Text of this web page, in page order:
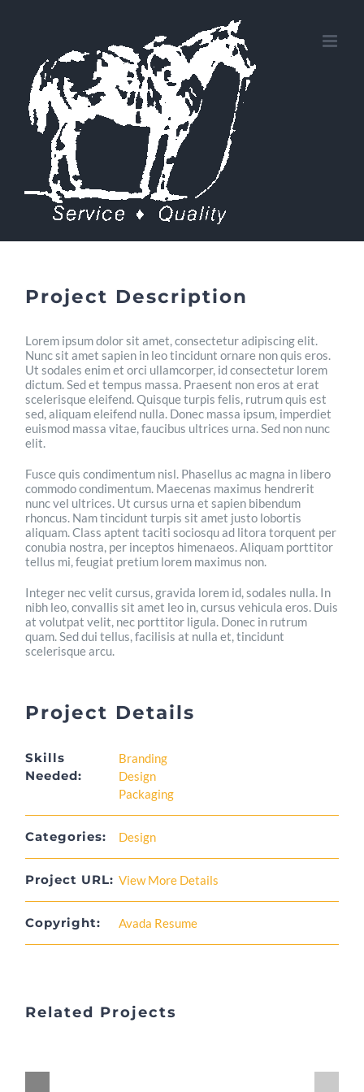
content
Project Description
Lorem ipsum dolor sit amet, consectetur adipiscing elit.
Nunc sit amet sapien in leo tincidunt ornare non quis eros.
Ut sodales enim et orci ullamcorper, id consectetur lorem
dictum. Sed et tempus massa. Praesent non eros at erat
scelerisque eleifend. Quisque turpis felis, rutrum quis est
sed, aliquam eleifend nulla. Donec massa ipsum, imperdiet
euismod massa vitae, faucibus ultrices urna. Sed non nunc
elit.
Fusce quis condimentum nisl. Phasellus ac magna in libero
commodo condimentum. Maecenas maximus hendrerit
nunc vel ultrices. Ut cursus urna et sapien bibendum
rhoncus. Nam tincidunt turpis sit amet justo lobortis
aliquam. Class aptent taciti sociosqu ad litora torquent per
conubia nostra, per inceptos himenaeos. Aliquam porttitor
tellus mi, feugiat pretium lorem maximus non.
Integer nec velit cursus, gravida lorem id, sodales nulla. In
nibh leo, convallis sit amet leo in, cursus vehicula eros. Duis
at volutpat velit, nec porttitor ligula. Donec in rutrum
quam. Sed dui tellus, facilisis at nulla et, tincidunt
scelerisque arcu.
Project Details
Skills
Needed:
Branding
Design
Packaging
Categories: Design
Project URL: View More Details
Copyright: Avada Resume
Related Projects